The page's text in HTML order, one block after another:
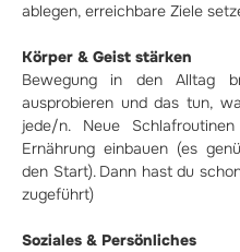
ablegen, erreichbare Ziele
Körper & Geist stärken
Bewegung in den Alltag
ausprobieren und das tun,
jede/n. Neue
Ernährung einbauen (es
den Start). Dann hast du
zugeführt)
Soziales & Persönliches